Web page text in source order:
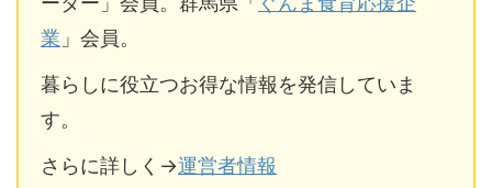
業 」会員。
暮らしに役立つお得な情報を発信していま
す。
さらに詳しく→運営者情報